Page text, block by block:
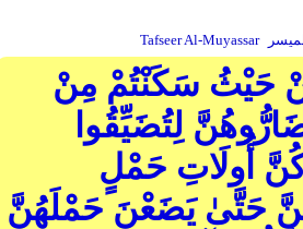
Tafseer Al-Muyassar
حَيْثُ سَكَنْتُمْ مِنْ
لِتُضَيِّقُوا
أُولَاتِ حَمْلٍ
حَتَّىٰ يَضَعْنَ حَمْلَهُنَّ